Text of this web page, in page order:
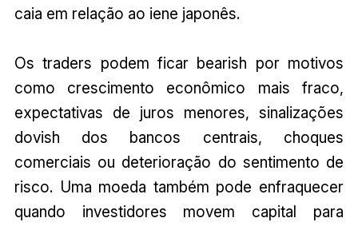
caia em relação ao iene japonês.
Os traders podem ficar bearish por motivos
como crescimento econômico mais fraco,
expectativas de juros menores, sinalizações
dovish dos bancos centrais, choques
comerciais ou deterioração do sentimento de
risco. Uma moeda também pode enfraquecer
quando investidores movem capital para